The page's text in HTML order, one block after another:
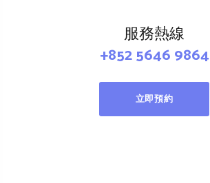
服務熱線
+852 5646 9864
立即預約